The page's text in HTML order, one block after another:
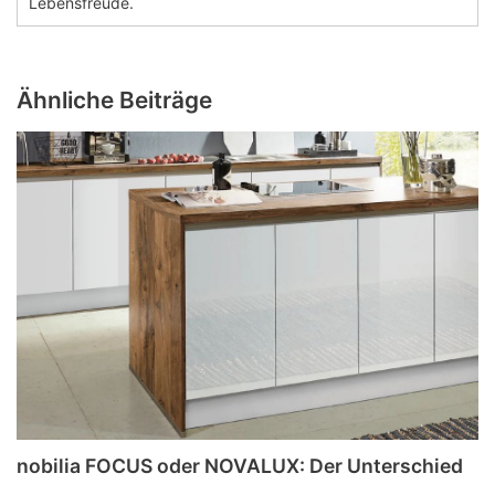
Ähnliche Beiträge
nobilia FOCUS oder NOVALUX: Der Unterschied